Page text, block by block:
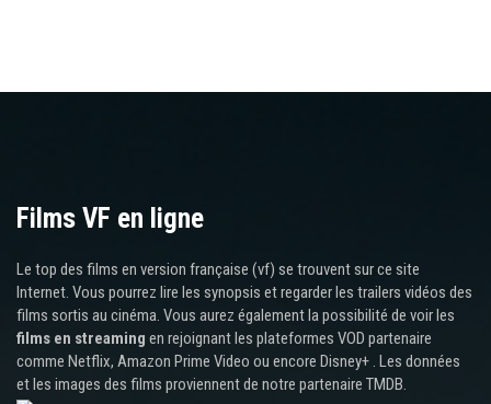
Films VF en ligne
Le top des films en version française (vf) se trouvent sur ce site
Internet. Vous pourrez lire les synopsis et regarder les trailers vidéos des
films sortis au cinéma. Vous aurez également la possibilité de voir les
films en streaming en rejoignant les plateformes VOD partenaire
comme Netflix, Amazon Prime Video ou encore Disney+ . Les données
et les images des films proviennent de notre partenaire TMDB.